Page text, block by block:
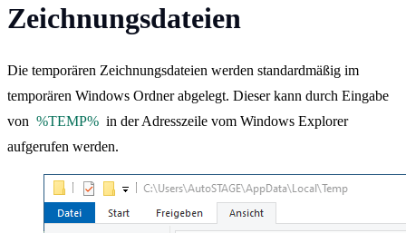
Zeichnungsdateien
Die temporären Zeichnungsdateien werden standardmäßig im
temporären Windows Ordner abgelegt. Dieser kann durch Eingabe
von %TEMP% in der Adresszeile vom Windows Explorer
aufgerufen werden.